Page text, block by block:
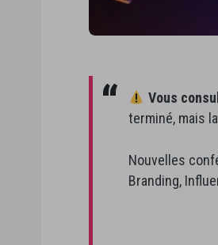
Vous
terminé, mais
Nouvelles
Branding,